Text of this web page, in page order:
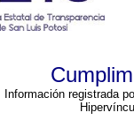
Información registrada